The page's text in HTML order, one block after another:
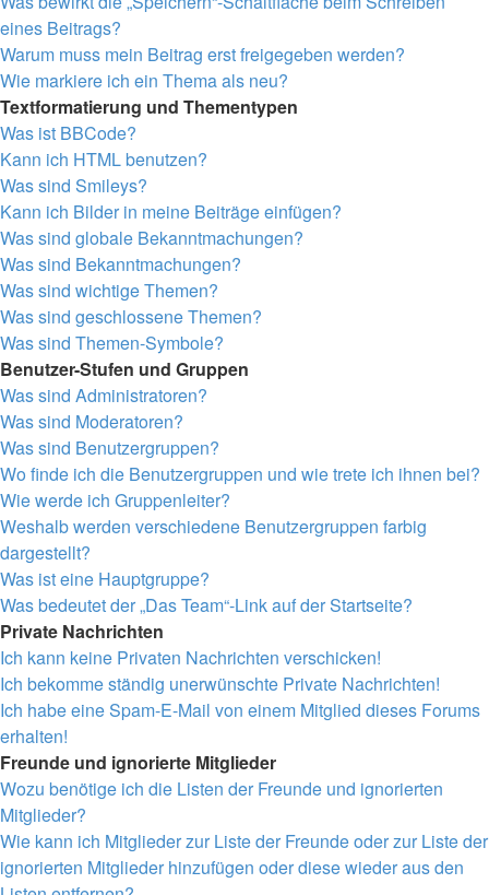
eines Beitrags?
Warum muss mein Beitrag erst freigegeben werden?
Wie markiere ich ein Thema als neu?
Textformatierung und Thementypen
Was ist BBCode?
Kann ich HTML benutzen?
Was sind Smileys?
Kann ich Bilder in meine Beiträge einfügen?
Was sind globale Bekanntmachungen?
Was sind Bekanntmachungen?
Was sind wichtige Themen?
Was sind geschlossene Themen?
Was sind Themen-Symbole?
Benutzer-Stufen und Gruppen
Was sind Administratoren?
Was sind Moderatoren?
Was sind Benutzergruppen?
Wo finde ich die Benutzergruppen und wie trete ich ihnen bei?
Wie werde ich Gruppenleiter?
Weshalb werden verschiedene Benutzergruppen farbig
dargestellt?
Was ist eine Hauptgruppe?
Was bedeutet der „Das Team“-Link auf der Startseite?
Private Nachrichten
Ich kann keine Privaten Nachrichten verschicken!
Ich bekomme ständig unerwünschte Private Nachrichten!
Ich habe eine Spam-E-Mail von einem Mitglied dieses Forums
erhalten!
Freunde und ignorierte Mitglieder
Wozu benötige ich die Listen der Freunde und ignorierten
Mitglieder?
Wie kann ich Mitglieder zur Liste der Freunde oder zur Liste der
ignorierten Mitglieder hinzufügen oder diese wieder aus den